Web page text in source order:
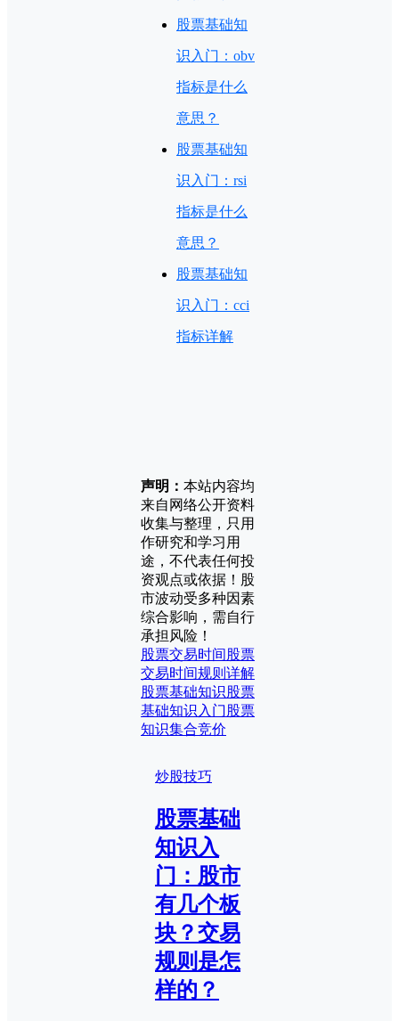
股票基础知
识入门：obv
指标是什么
意思？
股票基础知
识入门：rsi
指标是什么
意思？
股票基础知
识入门：cci
指标详解
声明： 本站内容均
来自网络公开资料
收集与整理，只用
作研究和学习用
途，不代表任何投
资观点或依据！股
市波动受多种因素
综合影响，需自行
承担风险！
股票交易时间 股票
交易时间规则详解
股票基础知识股票
基础知识入门 股票
知识集合竞价
炒股技巧
股票基础
知识入
门：股市
有几个板
块？交易
规则是怎
样的？